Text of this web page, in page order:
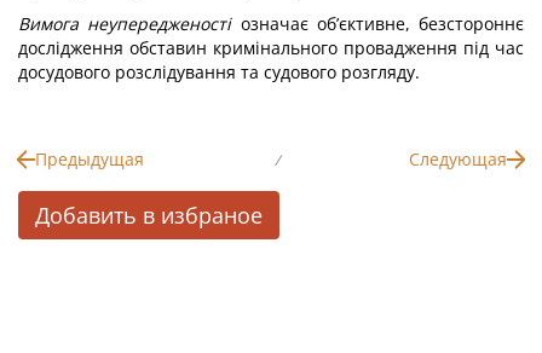
Вимога неупередженості означає об’єктивне, безстороннє
дослідження обставин кримінального провадження під час
досудового розслідування та судового розгляду.
Предыдущая / Следующая
Добавить в избраное